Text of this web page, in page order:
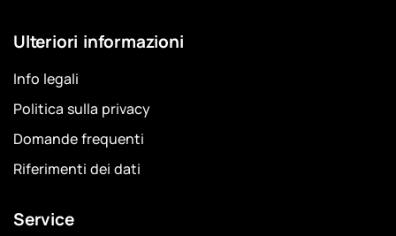
Ulteriori informazioni
Info legali
Politica sulla privacy
Domande frequenti
Riferimenti dei dati
Service